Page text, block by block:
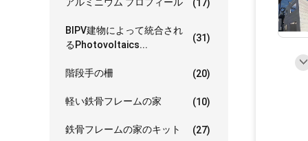
(17)
BIPV建物によって統合され
るPhotovoltaics...
(31)
階段手の柵 (20)
軽い鉄骨フレームの家 (10)
鉄骨フレームの家のキット (27)